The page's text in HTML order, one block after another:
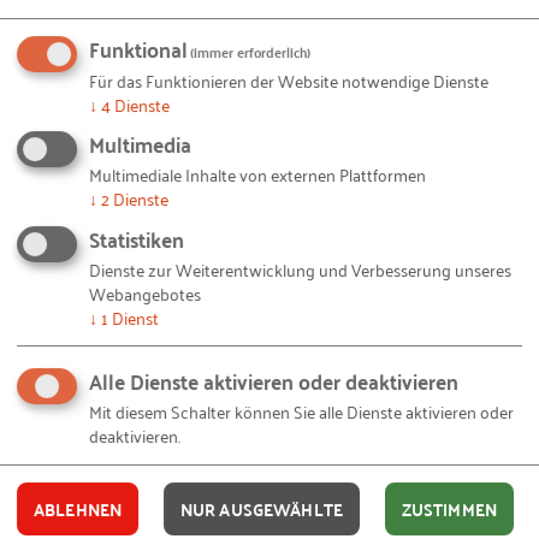
Ausbildungsbotschafter der IHK Saarland
- von Laura Franz
Funktional(immer erforderlich)
Für das Funktionieren der Website notwendige Dienste
↓ 4Dienste
Multimedia
Multimediale Inhalte von externen Plattformen
↓ 2Dienste
Statistiken
Dienste zur Weiterentwicklung und Verbesserung unseres
Webangebotes
↓ 1 Dienst
Alle Dienste aktivieren oder deaktivieren
Mit diesem Schalter können Sie alle Dienste aktivieren oder
deaktivieren.
ABLEHNEN NUR AUSGEWÄHLTE ZUSTIMMEN